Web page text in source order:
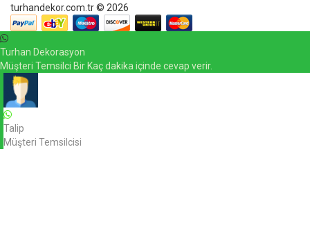
turhandekor.com.tr © 2026
Turhan Dekorasyon
Müşteri Temsilci Bir Kaç dakika içinde cevap verir.
Talip
Müşteri Temsilcisi